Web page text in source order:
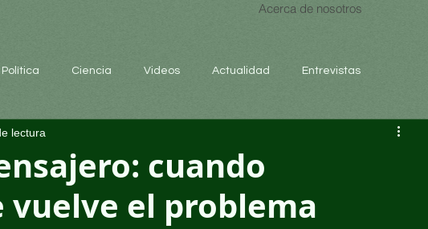
Acerca de nosotros
Política Ciencia Videos Actualidad Entrevistas
cuando
el problema
lectura